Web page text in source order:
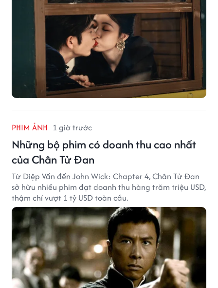
PHIM ẢNH 1 giờ trước
Những bộ phim có doanh thu cao nhất
của Chân Tử Đan
Từ Diệp Vấn đến John Wick: Chapter 4, Chân Tử Đan
sở hữu nhiều phim đạt doanh thu hàng trăm triệu USD,
thậm chí vượt 1 tỷ USD toàn cầu.